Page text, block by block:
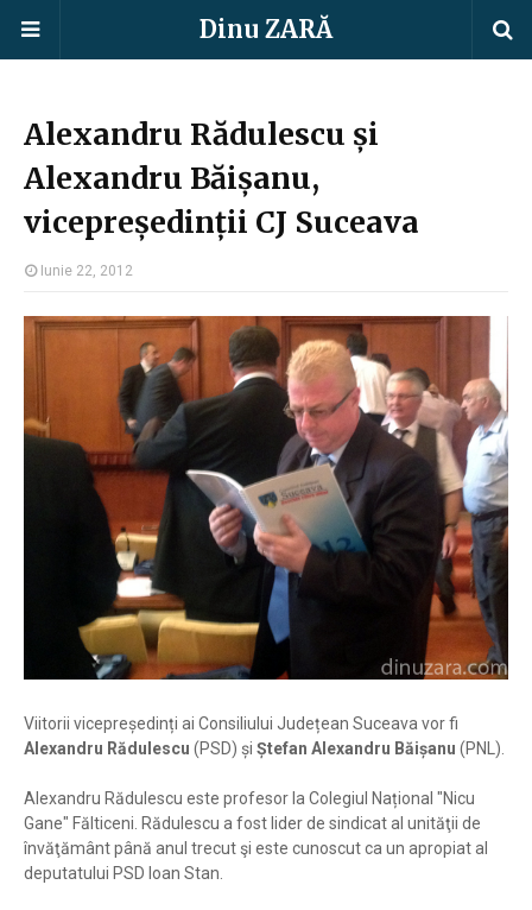
Dinu ZARĂ
Alexandru Rădulescu și
Alexandru Băișanu,
vicepreședinții CJ Suceava
Iunie 22, 2012
Viitorii vicepreședinți ai Consiliului Județean Suceava vor fi
Alexandru Rădulescu (PSD) și Ștefan Alexandru Băișanu (PNL).
Alexandru Rădulescu este profesor la Colegiul Național "Nicu
Gane" Fălticeni. Rădulescu a fost lider de sindicat al unităţii de
învăţământ până anul trecut şi este cunoscut ca un apropiat al
deputatului PSD Ioan Stan.